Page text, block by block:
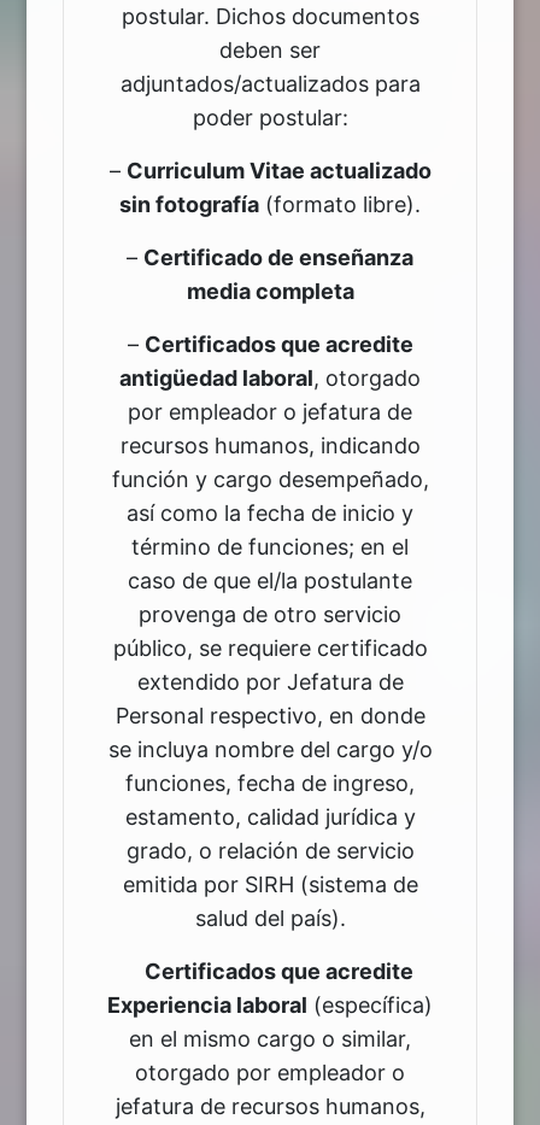
postular. Dichos documentos
deben ser
adjuntados/actualizados para
poder postular:
– Curriculum Vitae actualizado
sin fotografía (formato libre).
– Certificado de enseñanza
media completa
– Certificados que acredite
antigüedad laboral, otorgado
por empleador o jefatura de
recursos humanos, indicando
función y cargo desempeñado,
así como la fecha de inicio y
término de funciones; en el
caso de que el/la postulante
provenga de otro servicio
público, se requiere certificado
extendido por Jefatura de
Personal respectivo, en donde
se incluya nombre del cargo y/o
funciones, fecha de ingreso,
estamento, calidad jurídica y
grado, o relación de servicio
emitida por SIRH (sistema de
salud del país).
Certificados que acredite
Experiencia laboral (específica)
en el mismo cargo o similar,
otorgado por empleador o
jefatura de recursos humanos,